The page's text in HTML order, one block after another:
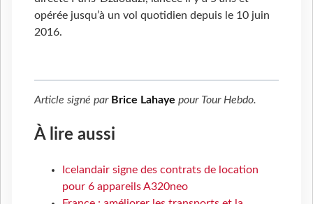
opérée jusqu’à un vol quotidien depuis le 10 juin
2016.
Article signé par Brice Lahaye pour Tour Hebdo.
À lire aussi
Icelandair signe des contrats de location
pour 6 appareils A320neo